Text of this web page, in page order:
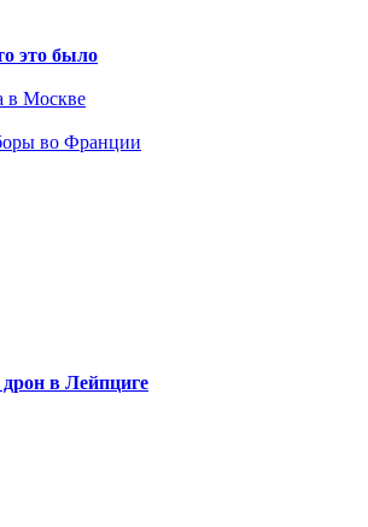
это было
в Москве
во Франции
в Лейпциге